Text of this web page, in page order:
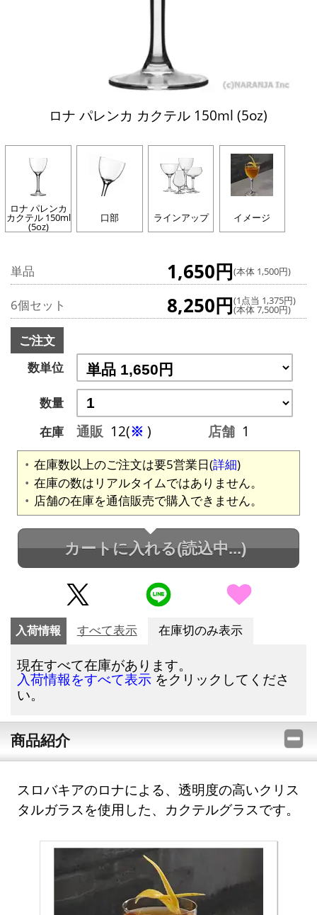
ロナ パレンカ カクテル 150ml (5oz)
ロナ パレンカ
カクテル 150ml
(5oz)
口部 ラインアップ イメージ
単品 1,650円(本体 1,500円)
6個セット 8,250円(1点当 1,375円)
(本体 7,500円)
ご注文
数単位
数量
在庫
通販 12(※ ) 店舗 1
在庫数以上のご注文は要5営業日(詳細)
在庫の数はリアルタイムではありません。
店舗の在庫を通信販売で購入できません。
カートに入れる(読込中...)
入荷情報 すべて表示 在庫切のみ表示
現在すべて在庫があります。
入荷情報をすべて表示 をクリックしてくださ
い。
商品紹介
スロバキアのロナによる、透明度の高いクリス
タルガラスを使用した、カクテルグラスです。